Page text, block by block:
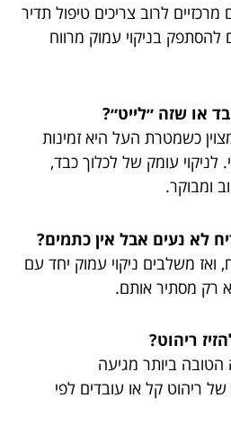
לרוב צריכים טיפול תדיר
להסתפק בניקוי עמוק מרווח
או שזה ״לייט״?
כשמטרת העל היא זמינות
לניקוי עומק של לכלוך כבד,
ומבוקר.
לא נעים אבל אין כתמים?
ואז משלבים ניקוי עמוק יחד עם
רק מסתיר אותם.
ריהוט?
ביותר מגיעה
ריהוט קל או עובדים לפי